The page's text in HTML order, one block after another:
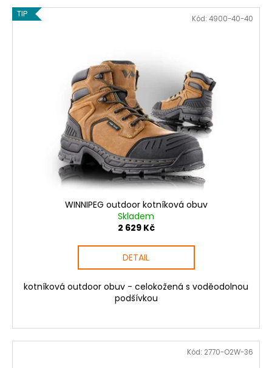
TIP
WINNIPEG outdoor kotníková obuv
Skladem
2 629 Kč
DETAIL
kotníková outdoor obuv - celokožená s voděodolnou
podšívkou
Kód: 4900-40-40
Kód: 2770-O2W-36